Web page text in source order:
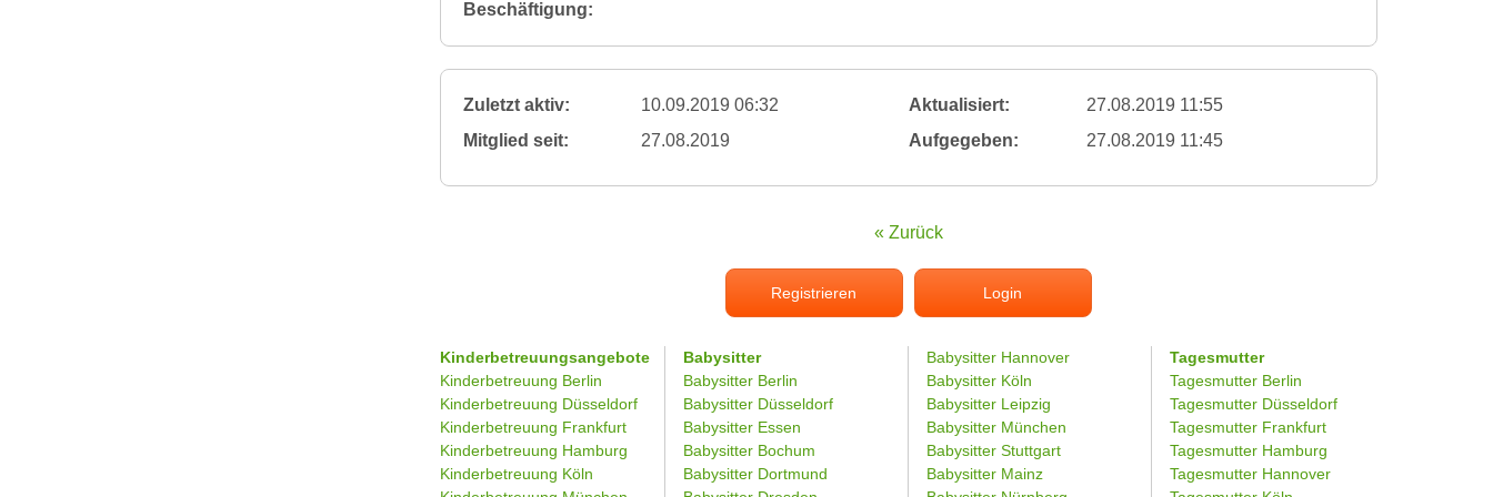
Beschäftigung:
Zuletzt aktiv: 10.09.2019 06:32 Aktualisiert:
27.08.2019 11:55
Mitglied seit:
27.08.2019 Aufgegeben: 27.08.2019 11:45
« Zurück
Registrieren Login
Kinderbetreuungsangebote
Kinderbetreuung Berlin
Kinderbetreuung Düsseldorf
Kinderbetreuung Frankfurt
Kinderbetreuung Hamburg
Kinderbetreuung Köln
Babysitter
Babysitter Berlin
Babysitter Düsseldorf
Babysitter Essen
Babysitter Bochum
Babysitter Dortmund
Babysitter Hannover
Babysitter Köln
Babysitter Leipzig
Babysitter München
Babysitter Stuttgart
Babysitter Mainz
Tagesmutter
Tagesmutter Berlin
Tagesmutter Düsseldorf
Tagesmutter Frankfurt
Tagesmutter Hamburg
Tagesmutter Hannover